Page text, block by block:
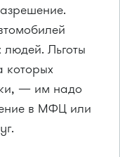
Льготы
которых
— им надо
в МФЦ или